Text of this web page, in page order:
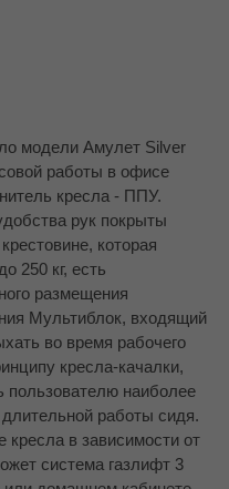
модели Амулет Silver
работы в офисе
кресла - ППУ.
рук покрыты
которая
250 кг, есть
размещения
Мультиблок, входящий
во время рабочего
кресла-качалки,
пользователю наиболее
работы сидя.
кресла в зависимости от
система газлифт 3